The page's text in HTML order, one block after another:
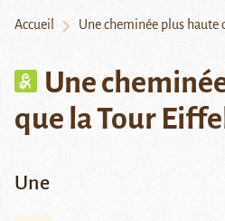
Accueil Une cheminée plus haute
Une
que la Tour
Une